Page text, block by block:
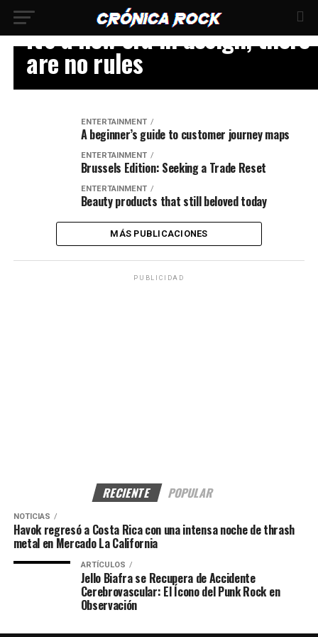
It’s a new era in design, there
are no rules
ENTERTAINMENT
A beginner’s guide to customer journey maps
ENTERTAINMENT
Brussels Edition: Seeking a Trade Reset
ENTERTAINMENT
Beauty products that still beloved today
MÁS PUBLICACIONES
PUBLICIDAD
RECIENTE POPULAR
NOTICIAS
Havok regresó a Costa Rica con una intensa noche de thrash
metal en Mercado La California
ARTÍCULOS
Jello Biafra se Recupera de Accidente
Cerebrovascular: El Ícono del Punk Rock en
Observación